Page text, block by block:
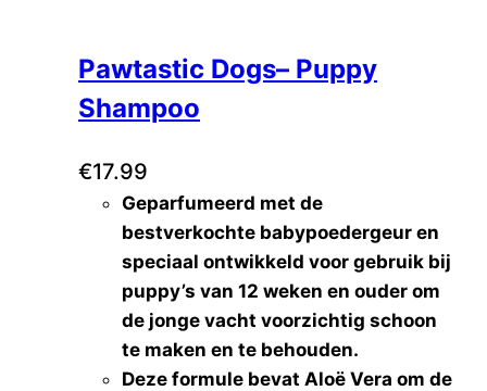
Pawtastic Dogs– Puppy
Shampoo
€17.99
Geparfumeerd met de
bestverkochte babypoedergeur en
speciaal ontwikkeld voor gebruik bij
puppy’s van 12 weken en ouder om
de jonge vacht voorzichtig schoon
te maken en te behouden.
Deze formule bevat Aloë Vera om de